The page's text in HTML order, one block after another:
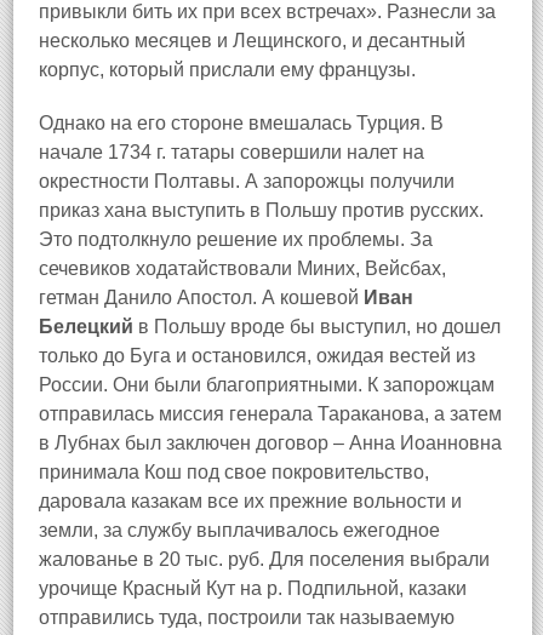
привыкли бить их при всех встречах». Разнесли за
несколько месяцев и Лещинского, и десантный
корпус, который прислали ему французы.
Однако на его стороне вмешалась Турция. В
начале 1734 г. татары совершили налет на
окрестности Полтавы. А запорожцы получили
приказ хана выступить в Польшу против русских.
Это подтолкнуло решение их проблемы. За
сечевиков ходатайствовали Миних, Вейсбах,
гетман Данило Апостол. А кошевой Иван
Белецкий в Польшу вроде бы выступил, но дошел
только до Буга и остановился, ожидая вестей из
России. Они были благоприятными. К запорожцам
отправилась миссия генерала Тараканова, а затем
в Лубнах был заключен договор – Анна Иоанновна
принимала Кош под свое покровительство,
даровала казакам все их прежние вольности и
земли, за службу выплачивалось ежегодное
жалованье в 20 тыс. руб. Для поселения выбрали
урочище Красный Кут на р. Подпильной, казаки
отправились туда, построили так называемую